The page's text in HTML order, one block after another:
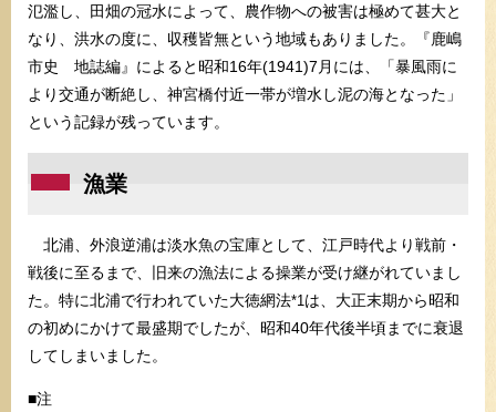
氾濫し、田畑の冠水によって、農作物への被害は極めて甚大と
なり、洪水の度に、収穫皆無という地域もありました。『鹿嶋
市史 地誌編』によると昭和16年(1941)7月には、「暴風雨に
より交通が断絶し、神宮橋付近一帯が増水し泥の海となった」
という記録が残っています。
漁業
北浦、外浪逆浦は淡水魚の宝庫として、江戸時代より戦前・
戦後に至るまで、旧来の漁法による操業が受け継がれていまし
た。特に北浦で行われていた大徳網法*1は、大正末期から昭和
の初めにかけて最盛期でしたが、昭和40年代後半頃までに衰退
してしまいました。
■注